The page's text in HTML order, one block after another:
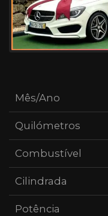
Mês/Ano
Quilómetros
Combustível
Cilindrada
Potência